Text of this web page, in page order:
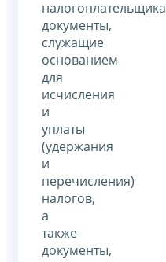
налогоплательщика
документы,
служащие
основанием
для
исчисления
и
уплаты
(удержания
и
перечисления)
налогов,
а
также
документы,